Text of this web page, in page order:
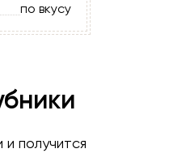
по вкусу
получится